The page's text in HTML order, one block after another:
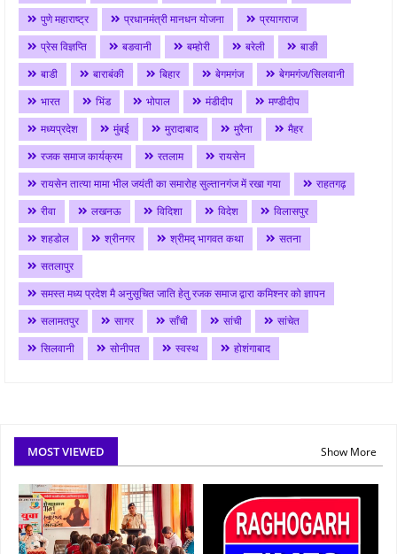
पुणे महाराष्ट्र
प्रधानमंत्री मानधन योजना
प्रयागराज
प्रेस विज्ञप्ति
बङवानी बम्होरी बरेली
बाङी
बाडी
बाराबंकी बिहार बेगमगंज
बेगमगंज/सिलवानी
भारत
भिंड भोपाल मंडीदीप
मण्डीदीप
मध्यप्रदेश
मुंबई मुरादाबाद मुरैना
मैहर
रजक समाज कार्यक्रम
रतलाम
रायसेन
रायसेन तात्या मामा भील जयंती का समारोह सुल्तानगंज में रखा गया
राहतगढ़
रीवा
लखनऊ विदिशा विदेश
विलासपुर
शहडोल
श्रीनगर श्रीमद् भागवत कथा
सतना
सतलापुर
समस्त मध्य प्रदेश मै अनुसूचित जाति हेतु रजक समाज द्वारा कमिश्नर को ज्ञापन
सलामतपुर
सागर साँची सांची
सांचेत
सिलवानी
सोनीपत स्वस्थ होशंगाबाद
MOST VIEWED Show More